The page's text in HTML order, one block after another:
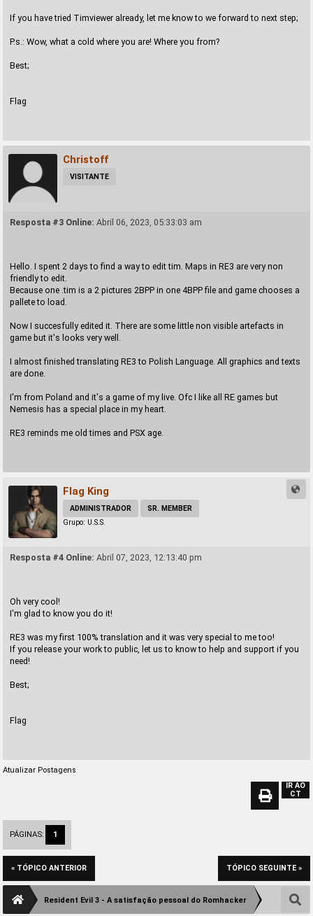
If you have tried Timviewer already, let me know to we forward to next step;
P.s.: Wow, what a cold where you are! Where you from?
Best;
Flag
Christoff
VISITANTE
Resposta #3 Online: Abril 06, 2023, 05:33:03 am
Hello. I spent 2 days to find a way to edit tim. Maps in RE3 are very non
friendly to edit.
Because one .tim is a 2 pictures 2BPP in one 4BPP file and game chooses a
pallete to load.
Now I succesfully edited it. There are some little non visible artefacts in
game but it's looks very well.
I almost finished translating RE3 to Polish Language. All graphics and texts
are done.
I'm from Poland and it's a game of my live. Ofc I like all RE games but
Nemesis has a special place in my heart.
RE3 reminds me old times and PSX age.
Flag King
ADMINISTRADOR
SR. MEMBER
Grupo: U.S.S.
Resposta #4 Online: Abril 07, 2023, 12:13:40 pm
Oh very cool!
I'm glad to know you do it!
RE3 was my first 100% translation and it was very special to me too!
If you release your work to public, let us to know to help and support if you
need!
Best;
Flag
Atualizar Postagens
IR AO
CT
PÁGINAS: 1
« TÓPICO ANTERIOR TÓPICO SEGUINTE »
Resident Evil 3 - A satisfação pessoal do Romhacker